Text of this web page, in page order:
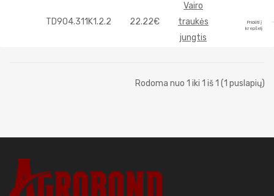
TD904.311K1.2.2 22.22€
Vairo
traukės
jungtis
Pridėti į
krepšelį
Rodoma nuo 1 iki 1 iš 1 (1 puslapių)